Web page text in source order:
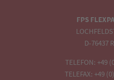
FPS
D-76437
TELEFON: +49
TELEFAX: +49